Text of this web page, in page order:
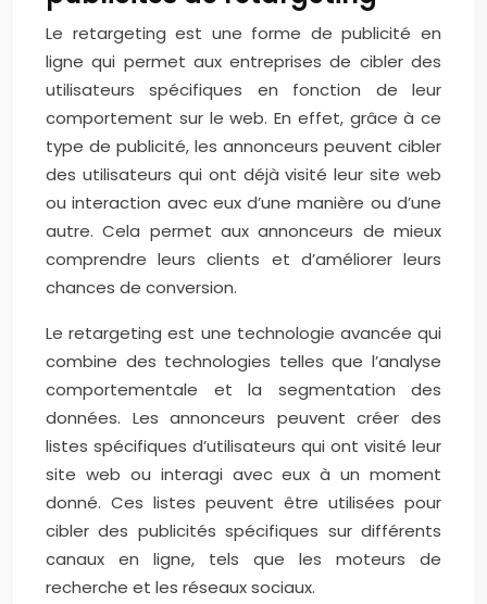
Le retargeting est une forme de publicité en
ligne qui permet aux entreprises de cibler des
utilisateurs spécifiques en fonction de leur
comportement sur le web. En effet, grâce à ce
type de publicité, les annonceurs peuvent cibler
des utilisateurs qui ont déjà visité leur site web
ou interaction avec eux d’une manière ou d’une
autre. Cela permet aux annonceurs de mieux
comprendre leurs clients et d’améliorer leurs
chances de conversion.
Le retargeting est une technologie avancée qui
combine des technologies telles que l’analyse
comportementale et la segmentation des
données. Les annonceurs peuvent créer des
listes spécifiques d’utilisateurs qui ont visité leur
site web ou interagi avec eux à un moment
donné. Ces listes peuvent être utilisées pour
cibler des publicités spécifiques sur différents
canaux en ligne, tels que les moteurs de
recherche et les réseaux sociaux.